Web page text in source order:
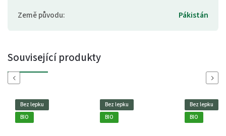
Země původu: Pákistán
Související produkty
Previous
Bez lepku
BIO
Bez lepku
BIO
Bez lepku
BIO
Next